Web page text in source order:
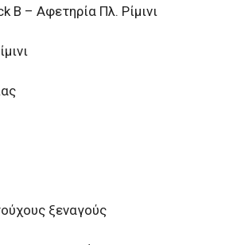
Β – Αφετηρία Πλ. Ρίμινι
ξεναγούς